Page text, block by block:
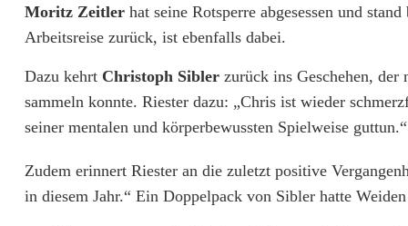
l
g
a
o
Moritz Zeitler hat seine Rotsperre abgesessen und
Arbeitsreise zurück, ist ebenfalls dabei.
Dazu kehrt Christoph Sibler zurück ins Geschehen,
sammeln konnte. Riester dazu: „Chris ist wieder
seiner mentalen und körperbewussten Spielweise guttun.“
Zudem erinnert Riester an die zuletzt positive
in diesem Jahr.“ Ein Doppelpack von Sibler hatte